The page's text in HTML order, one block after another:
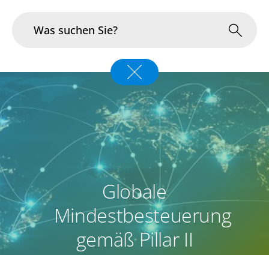
Im Fokus
Infrastruktur & Betrieb
Über uns
Karriere
Globale
Mindestbesteuerung
gemäß Pillar II